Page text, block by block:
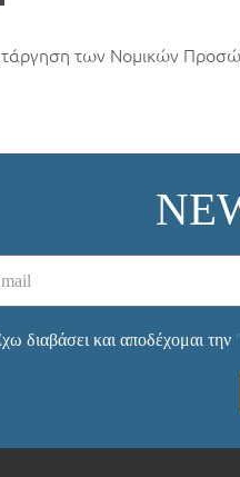
των Νομικών
διαβάσει και αποδέχομαι την